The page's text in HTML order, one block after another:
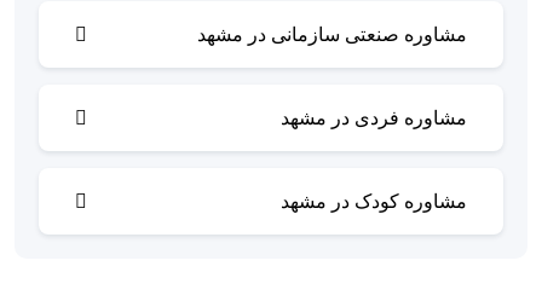
مشاوره صنعتی سازمانی در مشهد
مشاوره فردی در مشهد
مشاوره کودک در مشهد